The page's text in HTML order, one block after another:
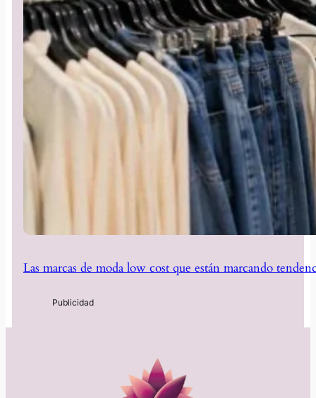
Las marcas de moda low cost que están marcando